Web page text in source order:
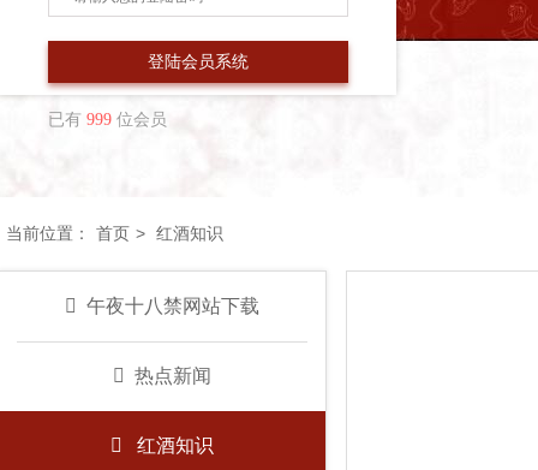
登陆会员系统
已有 999 位会员
当前位置： 首页 > 红酒知识
午夜十八禁网站下载
热点新闻
红酒知识